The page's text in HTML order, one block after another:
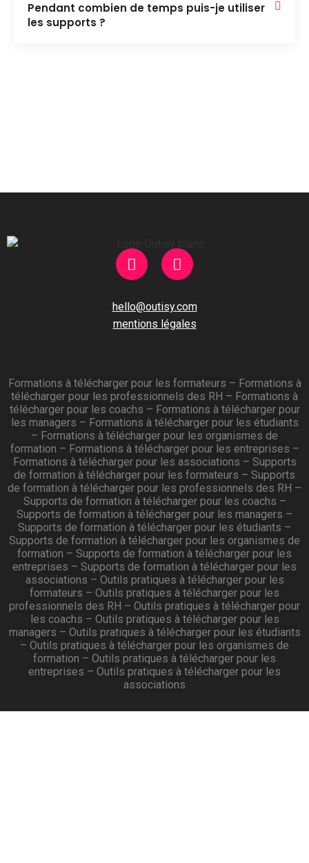
Pendant combien de temps puis-je utiliser
les supports ?
hello@outisy.com
mentions légales
Formations à télécharger pour les formateurs – Formations à
télécharger pour les professionnels des RH – Formations à
télécharger pour les coachs – Formations à télécharger pour
les managers – Formations à télécharger pour les étudiants
– Formations à télécharger pour les organismes de
formation – Formations à télécharger pour les entreprises –
Formations à télécharger pour les associations – Supports
de formation à télécharger pour les formateurs – Supports
de formation à télécharger pour les professionnels des RH –
Supports de formation à télécharger pour les coachs –
Supports de formation à télécharger pour les managers –
Supports de formation à télécharger pour les étudiants –
Supports de formation à télécharger pour les organismes de
formation – Supports de formation à télécharger pour les
entreprises – Supports de formation à télécharger pour les
associations – Outils pratiques à télécharger pour les
formateurs – Outils pratiques à télécharger pour les
professionnels des RH – Outils pratiques à télécharger pour
les coachs – Outils pratiques à télécharger pour les
managers – Outils pratiques à télécharger pour les étudiants
– Outils pratiques à télécharger pour les organismes de
formation – Outils pratiques à télécharger pour les
entreprises – Outils pratiques à télécharger pour les
associations